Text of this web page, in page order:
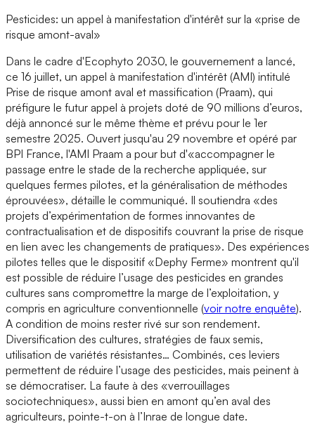
Pesticides: un appel à manifestation d'intérêt sur la «prise de
risque amont-aval»
Dans le cadre d'Ecophyto 2030, le gouvernement a lancé,
ce 16 juillet, un appel à manifestation d'intérêt (AMI) intitulé
Prise de risque amont aval et massification (Praam), qui
préfigure le futur appel à projets doté de 90 millions d’euros,
déjà annoncé sur le même thème et prévu pour le 1er
semestre 2025. Ouvert jusqu'au 29 novembre et opéré par
BPI France, l'AMI Praam a pour but d'«accompagner le
passage entre le stade de la recherche appliquée, sur
quelques fermes pilotes, et la généralisation de méthodes
éprouvées», détaille le communiqué. Il soutiendra «des
projets d’expérimentation de formes innovantes de
contractualisation et de dispositifs couvrant la prise de risque
en lien avec les changements de pratiques». Des expériences
pilotes telles que le dispositif «Dephy Ferme» montrent qu'il
est possible de réduire l’usage des pesticides en grandes
cultures sans compromettre la marge de l’exploitation, y
compris en agriculture conventionnelle (voir notre enquête).
A condition de moins rester rivé sur son rendement.
Diversification des cultures, stratégies de faux semis,
utilisation de variétés résistantes… Combinés, ces leviers
permettent de réduire l’usage des pesticides, mais peinent à
se démocratiser. La faute à des «verrouillages
sociotechniques», aussi bien en amont qu’en aval des
agriculteurs, pointe-t-on à l’Inrae de longue date.